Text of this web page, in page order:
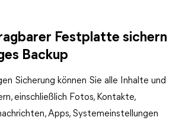
Festplatte sichern
Backup
Sicherung können Sie alle Inhalte und
einschließlich Fotos, Kontakte,
Apps, Systemeinstellungen